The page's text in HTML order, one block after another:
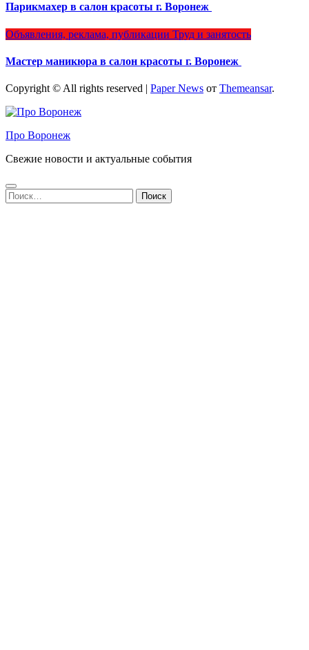
Парикмахер в салон красоты г. Воронеж
Объявления, реклама, публикации Труд и занятость
Мастер маникюра в салон красоты г. Воронеж
Copyright © All rights reserved | Paper News от Themeansar.
Про Воронеж
Свежие новости и актуальные события
Найти: